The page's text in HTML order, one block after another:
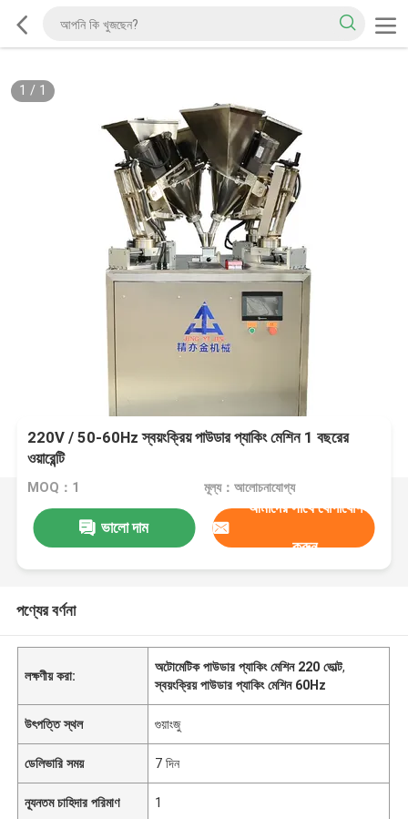
1 / 1
220V / 50-60Hz স্বয়ংক্রিয় পাউডার প্যাকিং মেশিন 1 বছরের
ওয়ারেন্টি
MOQ：1 মূল্য：আলোচনাযোগ্য
ভালো দাম
আমাদের সাথে যোগাযোগ
করুন
পণ্যের বর্ণনা
লক্ষণীয় করা:
অটোমেটিক পাউডার প্যাকিং মেশিন 220 ভোল্ট,
স্বয়ংক্রিয় পাউডার প্যাকিং মেশিন 60Hz
উৎপত্তি স্থল গুয়াংজু
ডেলিভারি সময় 7 দিন
ন্যূনতম চাহিদার পরিমাণ 1